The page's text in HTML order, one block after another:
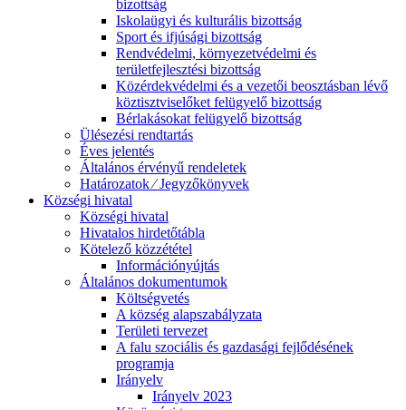
bizottság
Iskolaügyi és kulturális bizottság
Sport és ifjúsági bizottság
Rendvédelmi, környezetvédelmi és
területfejlesztési bizottság
Közérdekvédelmi és a vezetői beosztásban lévő
köztisztviselőket felügyelő bizottság
Bérlakásokat felügyelő bizottság
Ülésezési rendtartás
Éves jelentés
Általános érvényű rendeletek
Határozatok ⁄ Jegyzőkönyvek
Községi hivatal
Községi hivatal
Hivatalos hirdetőtábla
Kötelező közzététel
Információnyújtás
Általános dokumentumok
Költségvetés
A község alapszabályzata
Területi tervezet
A falu szociális és gazdasági fejlődésének
programja
Irányelv
Irányelv 2023